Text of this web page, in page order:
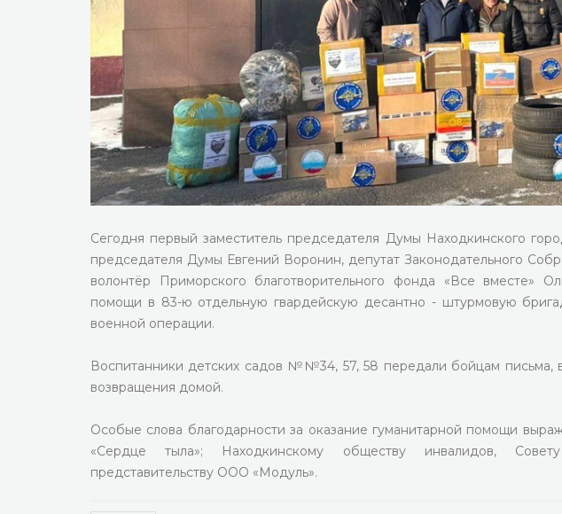
Сегодня первый заместитель председателя Думы Находкинского
председателя Думы Евгений Воронин, депутат Законодательного
волонтёр Приморского благотворительного фонда «Все вместе»
помощи в 83-ю отдельную гвардейскую десантно - штурмовую
военной операции.
Воспитанники детских садов №№34, 57, 58 передали бойцам письма,
возвращения домой.
Особые слова благодарности за оказание гуманитарной помощи
«Сердце тыла»; Находкинскому обществу инвалидов,
представительству ООО «Модуль».